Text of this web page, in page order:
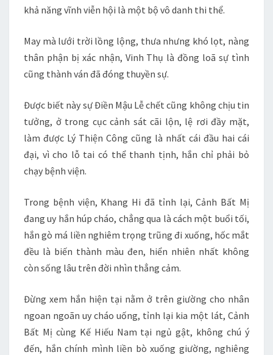
khả năng vĩnh viễn hội là một bộ vô danh thi thể.
May mà lưới trời lồng lộng, thưa nhưng khó lọt, nàng
thân phận bị xác nhận, Vinh Thụ là đồng loã sự tình
cũng thành ván đã đóng thuyền sự.
Được biết này sự Điền Mậu Lễ chết cũng không chịu tin
tưởng, ở trong cục cảnh sát cãi lộn, lệ rơi đầy mặt,
làm được Lý Thiện Công cũng là nhất cái đầu hai cái
đại, vì cho lỗ tai có thể thanh tịnh, hắn chỉ phải bỏ
chạy bệnh viện.
Trong bệnh viện, Khang Hi đã tỉnh lại, Cảnh Bất Mị
đang uy hắn húp cháo, chẳng qua là cách một buổi tối,
hắn gò má liền nghiêm trọng trũng đi xuống, hốc mắt
đều là biến thành màu đen, hiển nhiên nhất không
còn sống lâu trên đời nhìn thẳng cảm.
Đừng xem hắn hiện tại nằm ở trên giường cho nhân
ngoan ngoãn uy cháo uống, tỉnh lại kia một lát, Cảnh
Bất Mị cùng Kế Hiếu Nam tại ngủ gật, không chú ý
đến, hắn chính mình liền bò xuống giường, nghiêng